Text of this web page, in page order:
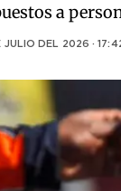
a
JULIO DEL 2026 ·